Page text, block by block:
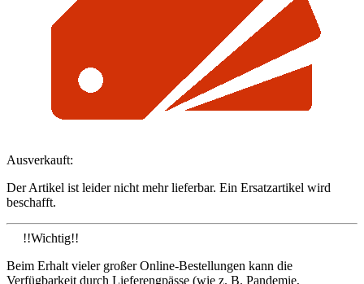
Ausverkauft:
Der Artikel ist leider nicht mehr lieferbar. Ein Ersatzartikel wird
beschafft.
!!Wichtig!!
Beim Erhalt vieler großer Online-Bestellungen kann die
Verfügbarkeit durch Lieferengpässe (wie z. B. Pandemie,